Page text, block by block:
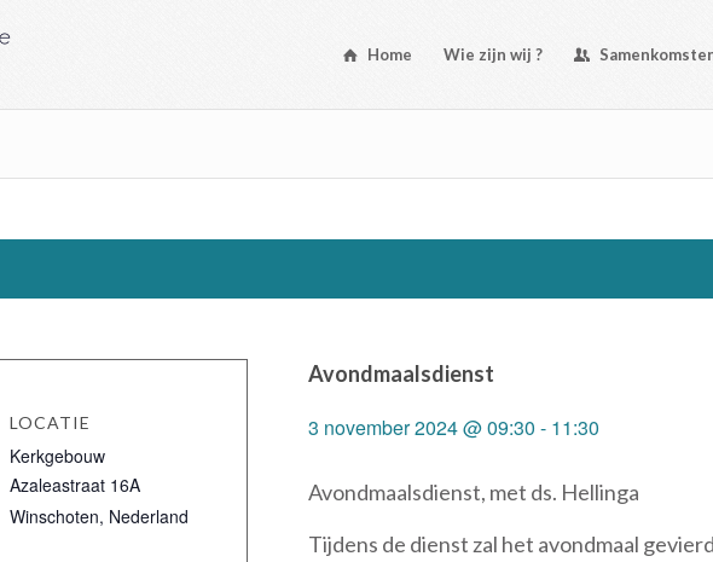
Home Wie zijn wij ?
Avondmaalsdienst
3 november 2024 @ 09:30 - 11:30
Avondmaalsdienst, met ds. Hellinga
Tijdens de dienst zal het avondmaal
LOCATIE
Kerkgebouw
Azaleastraat 16A
Winschoten, Nederland